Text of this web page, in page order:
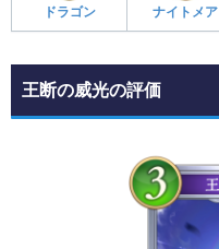
ドラゴン ナイトメア
王断の威光の評価